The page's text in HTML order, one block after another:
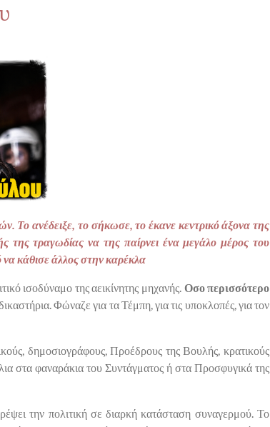
Το ανέδειξε, το σήκωσε, το έκανε κεντρικό άξονα της
της τραγωδίας να της παίρνει ένα μεγάλο μέρος του
να κάθισε άλλος στην καρέκλα
ισοδύναμο της αεικίνητης μηχανής. Οσο περισσότερο
Φώναζε για τα Τέμπη, για τις υποκλοπές, για τον
δημοσιογράφους, Προέδρους της Βουλής, κρατικούς
στα φαναράκια του Συντάγματος ή στα Προσφυγικά της
την πολιτική σε διαρκή κατάσταση συναγερμού. Το